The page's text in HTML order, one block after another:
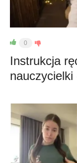
0
Instrukcja